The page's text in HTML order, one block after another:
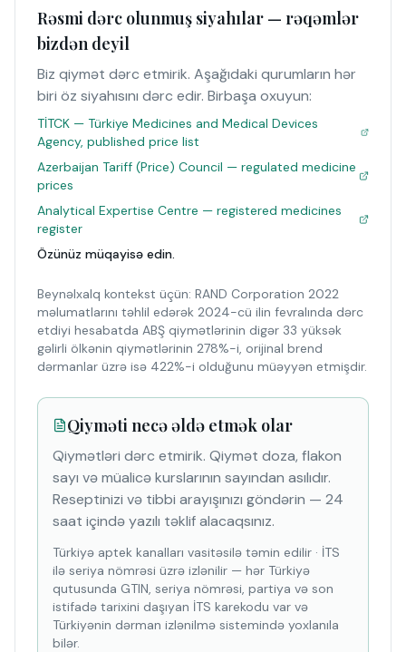
Rəsmi dərc olunmuş siyahılar — rəqəmlər
bizdən deyil
Biz qiymət dərc etmirik. Aşağıdaki qurumların hər
biri öz siyahısını dərc edir. Birbaşa oxuyun:
TİTCK — Türkiye Medicines and Medical Devices
Agency, published price list
Azerbaijan Tariff (Price) Council — regulated medicine
prices
Analytical Expertise Centre — registered medicines
register
Özünüz müqayisə edin.
Beynəlxalq kontekst üçün: RAND Corporation 2022
məlumatlarını təhlil edərək 2024-cü ilin fevralında dərc
etdiyi hesabatda ABŞ qiymətlərinin digər 33 yüksək
gəlirli ölkənin qiymətlərinin 278%-i, orijinal brend
dərmanlar üzrə isə 422%-i olduğunu müəyyən etmişdir.
Qiyməti necə əldə etmək olar
Qiymətləri dərc etmirik. Qiymət doza, flakon
sayı və müalicə kurslarının sayından asılıdır.
Reseptinizi və tibbi arayışınızı göndərin — 24
saat içində yazılı təklif alacaqsınız.
Türkiyə aptek kanalları vasitəsilə təmin edilir · İTS
ilə seriya nömrəsi üzrə izlənilir — hər Türkiyə
qutusunda GTIN, seriya nömrəsi, partiya və son
istifadə tarixini daşıyan İTS karekodu var və
Türkiyənin dərman izlənilmə sistemində yoxlanıla
bilər.